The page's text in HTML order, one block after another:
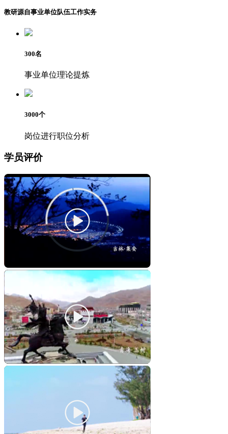
教研源自事业单位队伍工作实务
300名
事业单位理论提炼
3000个
岗位进行职位分析
学员评价